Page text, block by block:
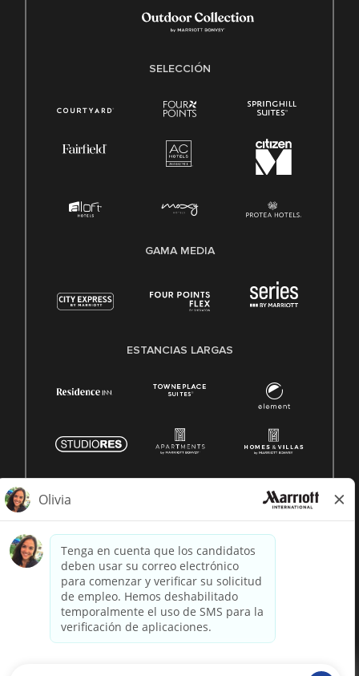
SELECCIÓN
GAMA MEDIA
ESTANCIAS LARGAS
reservados. Marriott información patentada